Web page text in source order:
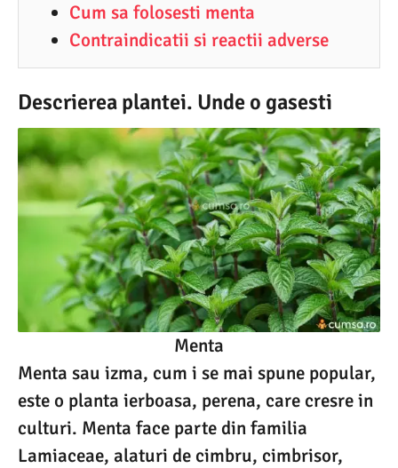
Cum sa folosesti menta
Contraindicatii si reactii adverse
Descrierea plantei. Unde o gasesti
Menta
Menta sau izma, cum i se mai spune popular,
este o planta ierboasa, perena, care cresre in
culturi. Menta face parte din familia
Lamiaceae, alaturi de cimbru, cimbrisor,